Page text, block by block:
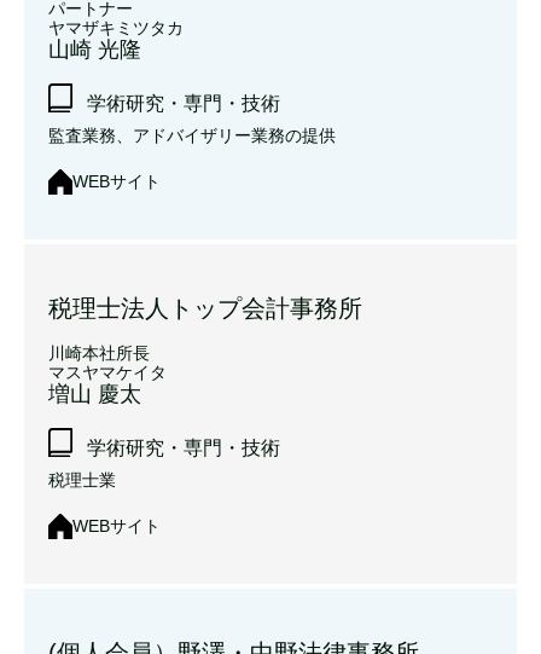
パートナー
ヤマザキミツタカ
山崎 光隆
学術研究・専門・技術
監査業務、アドバイザリー業務の提供
WEBサイト
税理士法人トップ会計事務所
川崎本社所長
マスヤマケイタ
増山 慶太
学術研究・専門・技術
税理士業
WEBサイト